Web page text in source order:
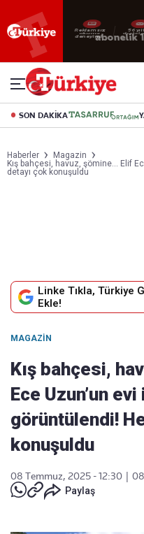
Reklamsız
okuma
deneyimi
56
dijital
SON DAKİKA
Haberler
Magazin
Kış bahçesi, havuz, şömine... Elif
detayı çok konuşuldu
Linke Tıkla, Türkiye
Ekle!
MAGAZIN
Kış bahçesi,
Ece Uzun’un
görüntülendi!
konuşuldu
08 Temmuz, 2025 - 12:30
Paylaş